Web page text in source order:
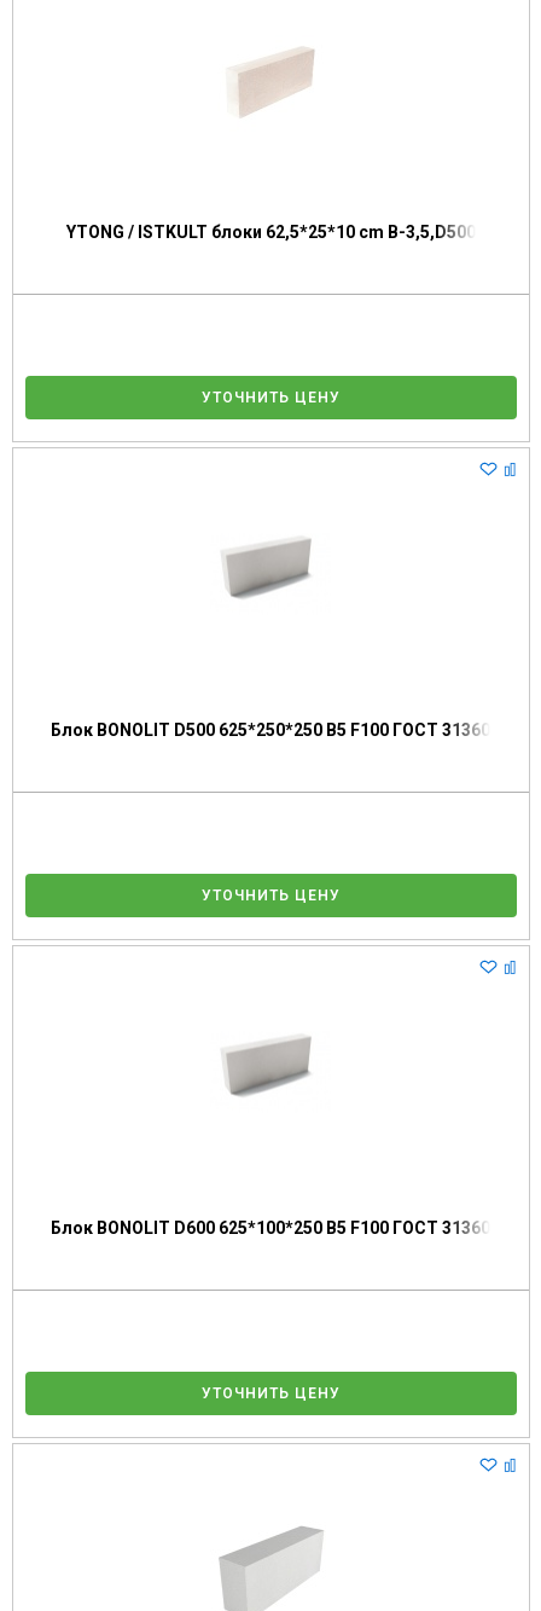
YTONG / ISTKULT блоки 62,5*25*10 сm В-3,5,D500
УТОЧНИТЬ ЦЕНУ
Блок BONOLIT D500 625*250*250 В5 F100 ГОСТ 31360
УТОЧНИТЬ ЦЕНУ
Блок BONOLIT D600 625*100*250 В5 F100 ГОСТ 31360
УТОЧНИТЬ ЦЕНУ